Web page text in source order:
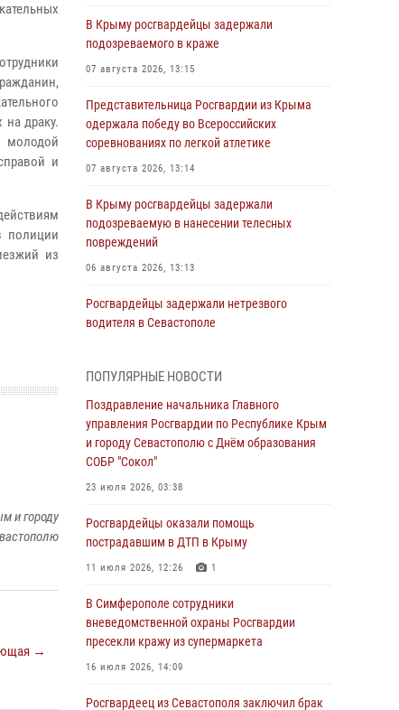
драку.
молодой
и
полиции
из
и городу
→
В Крыму росгвардейцы задержали
подозреваемого в краже
07 августа 2026, 13:15
Представительница Росгвардии из Крыма
одержала победу во Всероссийских
соревнованиях по легкой атлетике
07 августа 2026, 13:14
В Крыму росгвардейцы задержали
подозреваемую в нанесении телесных
повреждений
06 августа 2026, 13:13
Росгвардейцы задержали нетрезвого
водителя в Севастополе
Росгвардейцы в Севастополе дважды
задержали крымчанина при попытке кражи
04 августа 2026, 12:52
В Симферополе сотрудники Росгвардии
задержали нетрезвого мужчину
Росгвардия в Крыму и Севастополе
задержала ряд правонарушителей
В Симферополе росгвардейцы задержали
гражданина, подозреваемого в совершении
серии краж
ПОПУЛЯРНЫЕ НОВОСТИ
Поздравление начальника Главного
управления Росгвардии по Республике Крым
и городу Севастополю с Днём образования
СОБР "Сокол"
23 июля 2026, 03:38
Росгвардейцы оказали помощь
пострадавшим в ДТП в Крыму
11 июля 2026, 12:26 1
В Симферополе сотрудники
вневедомственной охраны Росгвардии
пресекли кражу из супермаркета
16 июля 2026, 14:09
Росгвардеец из Севастополя заключил брак